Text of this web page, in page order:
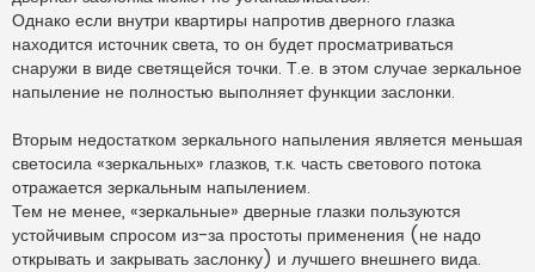
Однако если внутри квартиры напротив дверного глазка
находится источник света, то он будет просматриваться
снаружи в виде светящейся точки. Т.е. в этом случае зеркальное
напыление не полностью выполняет функции заслонки.
Вторым недостатком зеркального напыления является меньшая
светосила «зеркальных» глазков, т.к. часть светового потока
отражается зеркальным напылением.
Тем не менее, «зеркальные» дверные глазки пользуются
устойчивым спросом из-за простоты применения (не надо
открывать и закрывать заслонку) и лучшего внешнего вида.